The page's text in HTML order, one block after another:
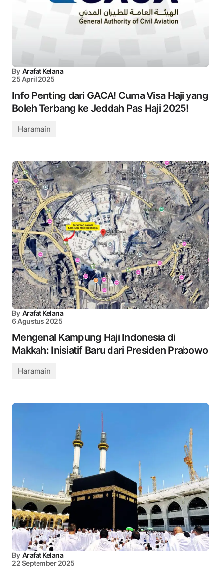
By Arafat Kelana
25 April 2025
Info Penting dari GACA! Cuma Visa Haji yang
Boleh Terbang ke Jeddah Pas Haji 2025!
Haramain
By Arafat Kelana
6 Agustus 2025
Mengenal Kampung Haji Indonesia di
Makkah: Inisiatif Baru dari Presiden Prabowo
Haramain
By Arafat Kelana
22 September 2025